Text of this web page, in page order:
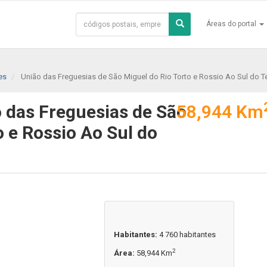
Áreas do portal
União das Freguesias de São Miguel do Rio Torto e Rossio Ao Sul do
Freguesias de São
Rossio Ao Sul do
58,944 Km
Habitantes: 4 760 habitantes
Área: 58,944 Km2